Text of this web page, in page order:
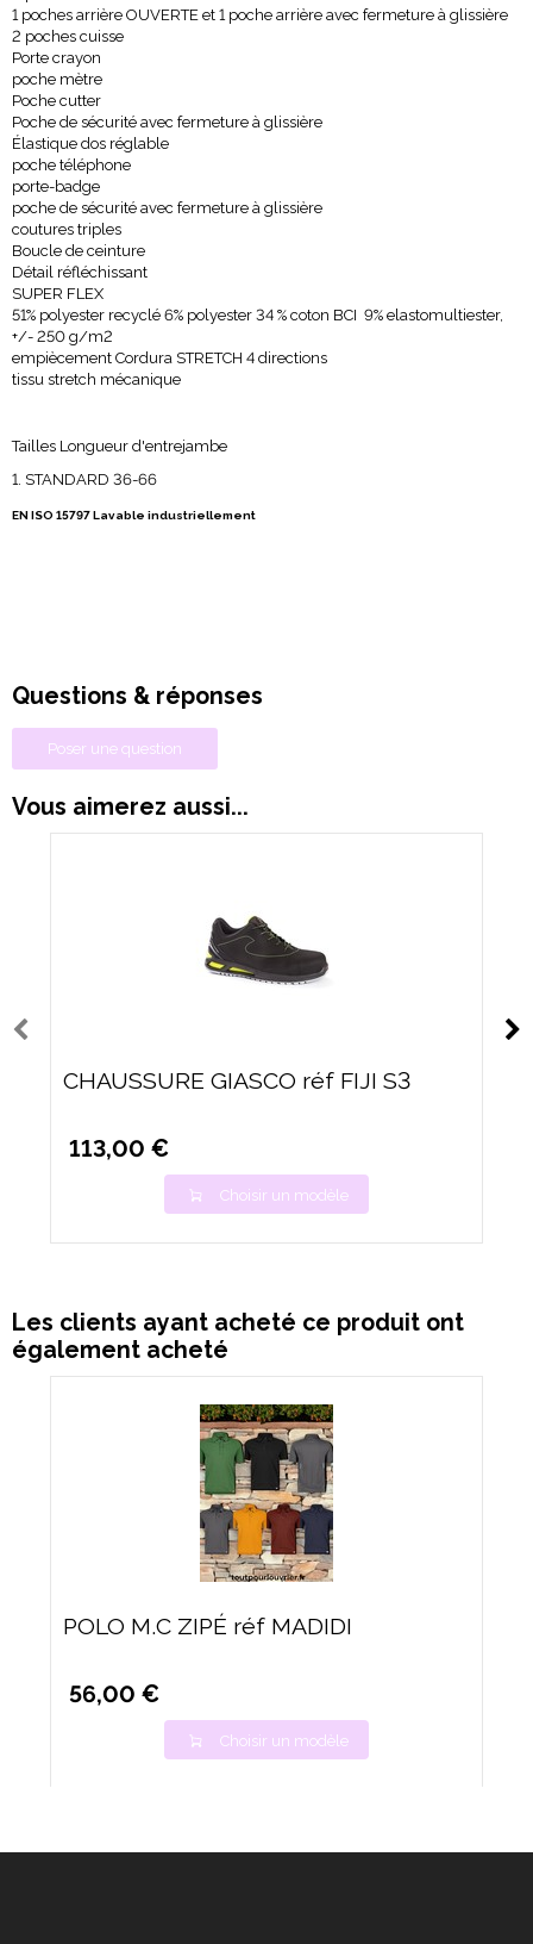
1 poches arrière OUVERTE et 1 poche arrière avec fermeture à glissière
2 poches cuisse
Porte crayon
poche mètre
Poche cutter
Poche de sécurité avec fermeture à glissière
Élastique dos réglable
poche téléphone
porte-badge
poche de sécurité avec fermeture à glissière
coutures triples
Boucle de ceinture
Détail réfléchissant
SUPER FLEX
51% polyester recyclé 6% polyester 34 % coton BCI 9% elastomultiester,
+/- 250 g/m2
empiècement Cordura STRETCH 4 directions
tissu stretch mécanique
Tailles Longueur d'entrejambe
STANDARD 36-66
EN ISO 15797 Lavable industriellement
Questions & réponses
Poser une question
Vous aimerez aussi...
CHAUSSURE GIASCO réf FIJI S3
113,00 €
Choisir un modèle
Les clients ayant acheté ce produit ont
également acheté
POLO M.C ZIPÉ réf MADIDI
56,00 €
Choisir un modèle